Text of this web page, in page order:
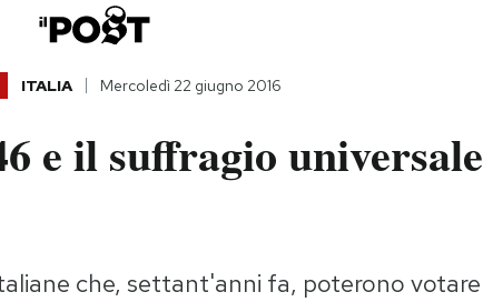
ITALIA Mercoledì 22 giugno 2016
e il suffragio universale
che, settant'anni fa, poterono votare